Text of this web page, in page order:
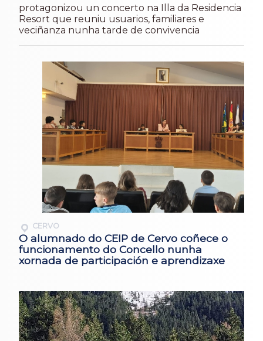
protagonizou un concerto na Illa da Residencia
Resort que reuniu usuarios, familiares e
veciñanza nunha tarde de convivencia
CERVO
O alumnado do CEIP de Cervo coñece o
funcionamento do Concello nunha
xornada de participación e aprendizaxe